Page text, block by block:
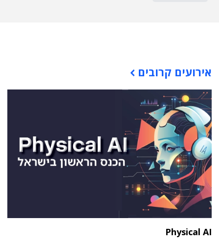
אירועים קרובים
Physical AI